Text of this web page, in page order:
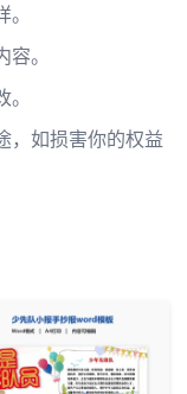
。
，如损害你的权益